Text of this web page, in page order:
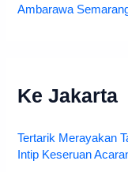
Ambarawa
Ke Jakarta
Tertarik Merayakan
Intip Keseruan